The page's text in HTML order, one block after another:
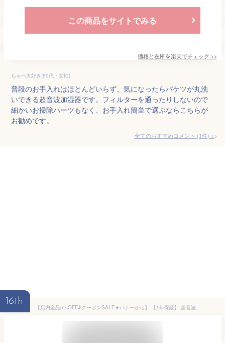
この商品をサイトでみる
価格と在庫を楽天でチェック >>
ちゃぺ大好き(50代・女性)
普段のお手入れはほとんどいらず、気になったらバケツが丸洗
いできる超音波加湿器です。フィルターを通ったりしないので
細かいお掃除パーツもなく、お手入れ簡単で選ぶならこちらが
お勧めです。
全てのおすすめコメント (1件) >
16th
【店内全品5%OFF♪クーポンSALE★バナーから】 【1年保証】 超音波加湿器 電解水生成機能付き 加湿器 ウイルス対策 卓上 オフィス 卓上加湿器 上から給水 おしゃれ 送料無料 上部給水型 超音波式加湿器 大容量 小型 コンパクト 静音 省エネ